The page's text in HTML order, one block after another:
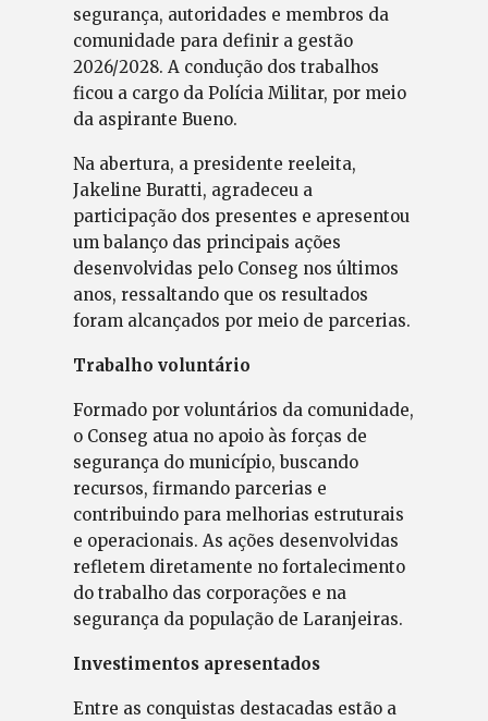
segurança, autoridades e membros da
comunidade para definir a gestão
2026/2028. A condução dos trabalhos
ficou a cargo da Polícia Militar, por meio
da aspirante Bueno.
Na abertura, a presidente reeleita,
Jakeline Buratti, agradeceu a
participação dos presentes e apresentou
um balanço das principais ações
desenvolvidas pelo Conseg nos últimos
anos, ressaltando que os resultados
foram alcançados por meio de parcerias.
Trabalho voluntário
Formado por voluntários da comunidade,
o Conseg atua no apoio às forças de
segurança do município, buscando
recursos, firmando parcerias e
contribuindo para melhorias estruturais
e operacionais. As ações desenvolvidas
refletem diretamente no fortalecimento
do trabalho das corporações e na
segurança da população de Laranjeiras.
Investimentos apresentados
Entre as conquistas destacadas estão a